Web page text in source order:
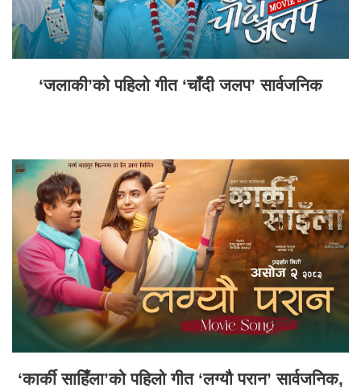
‘जलाकी’को पहिलो गीत ‘चाँदी जलप’ सार्वजनिक
‘कार्की साहिँला’को पहिलो गीत ‘लग्यौ परान’ सार्वजनिक,